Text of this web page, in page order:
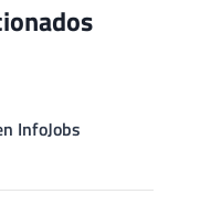
InfoJobs